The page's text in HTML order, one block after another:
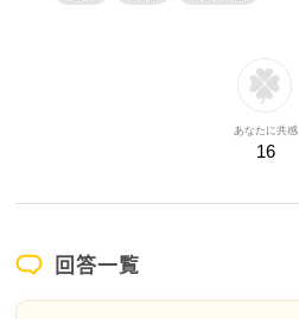
あなたに共感
16
回答一覧